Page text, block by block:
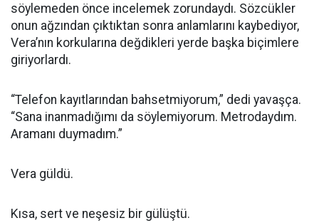
söylemeden önce incelemek zorundaydı. Sözcükler
onun ağzından çıktıktan sonra anlamlarını kaybediyor,
Vera’nın korkularına değdikleri yerde başka biçimlere
giriyorlardı.
“Telefon kayıtlarından bahsetmiyorum,” dedi yavaşça.
“Sana inanmadığımı da söylemiyorum. Metrodaydım.
Aramanı duymadım.”
Vera güldü.
Kısa, sert ve neşesiz bir gülüştü.